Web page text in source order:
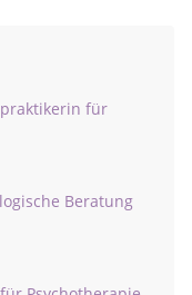
für
Beratung